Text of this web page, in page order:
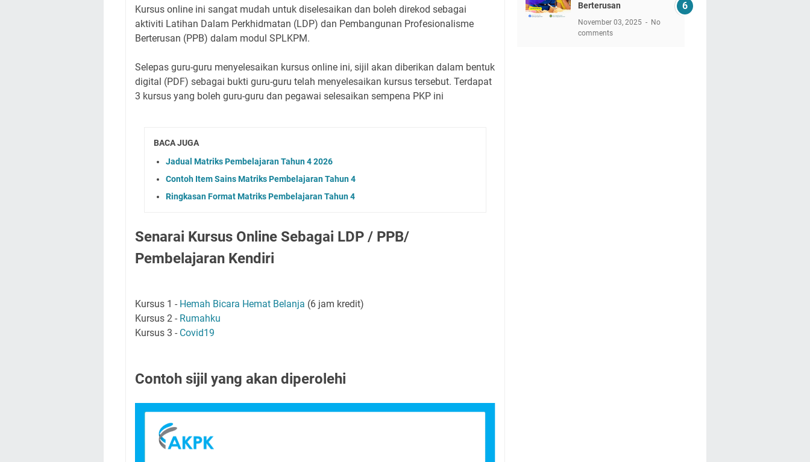
Kursus online ini sangat mudah untuk diselesaikan dan boleh direkod sebagai
aktiviti Latihan Dalam Perkhidmatan (LDP) dan Pembangunan Profesionalisme
Berterusan (PPB) dalam modul SPLKPM.
Selepas guru-guru menyelesaikan kursus online ini, sijil akan diberikan dalam bentuk
digital (PDF) sebagai bukti guru-guru telah menyelesaikan kursus tersebut. Terdapat
3 kursus yang boleh guru-guru dan pegawai selesaikan sempena PKP ini
BACA JUGA
Jadual Matriks Pembelajaran Tahun 4 2026
Contoh Item Sains Matriks Pembelajaran Tahun 4
Ringkasan Format Matriks Pembelajaran Tahun 4
Senarai Kursus Online Sebagai LDP / PPB/
Pembelajaran Kendiri
Kursus 1 - Hemah Bicara Hemat Belanja (6 jam kredit)
Kursus 2 - Rumahku
Kursus 3 - Covid19
Contoh sijil yang akan diperolehi
Berterusan
November 03, 2025
No
comments